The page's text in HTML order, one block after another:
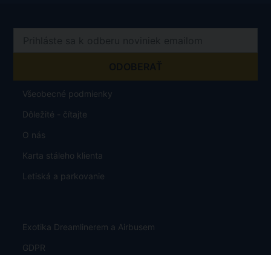
Všeobecné podmienky
Dôležité - čítajte
O nás
Karta stáleho klienta
Letiská a parkovanie
Exotika Dreamlinerem a Airbusem
GDPR